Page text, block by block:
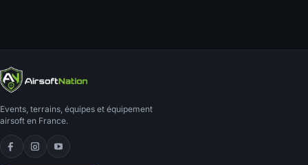
Events, terrains, équipes et équipement
airsoft en France.
Facebook
Instagram
YouTube